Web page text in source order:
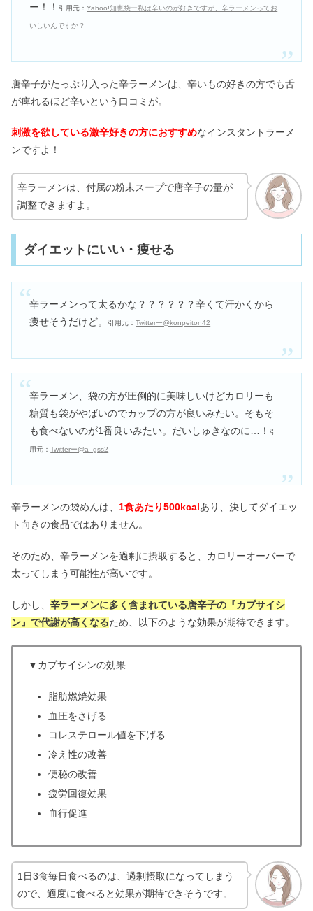
ー！！
引用元：Yahoo!知恵袋ー私は辛いのが好きですが、辛ラーメンってお
いしいんですか？
唐辛子がたっぷり入った辛ラーメンは、辛いもの好きの方でも舌
が痺れるほど辛いという口コミが。
刺激を欲している激辛好きの方におすすめなインスタントラーメ
ンですよ！
辛ラーメンは、付属の粉末スープで唐辛子の量が
調整できますよ。
ダイエットにいい・痩せる
辛ラーメンって太るかな？？？？？？辛くて汗かくから
痩せそうだけど。
引用元：Twitterー@konpeiton42
辛ラーメン、袋の方が圧倒的に美味しいけどカロリーも
糖質も袋がやばいのでカップの方が良いみたい。そもそ
も食べないのが1番良いみたい。だいしゅきなのに…！
引
用元：Twitterー@a_gss2
辛ラーメンの袋めんは、 1食あたり500kcalあり、決してダイエッ
ト向きの食品ではありません。
そのため、辛ラーメンを過剰に摂取すると、カロリーオーバーで
太ってしまう可能性が高いです。
しかし、 辛ラーメンに多く含まれている唐辛子の『カプサイシ
ン』で代謝が高くなるため、以下のような効果が期待できます。
▼カプサイシンの効果
脂肪燃焼効果
血圧をさげる
コレステロール値を下げる
冷え性の改善
便秘の改善
疲労回復効果
血行促進
1日3食毎日食べるのは、過剰摂取になってしまう
ので、適度に食べると効果が期待できそうです。